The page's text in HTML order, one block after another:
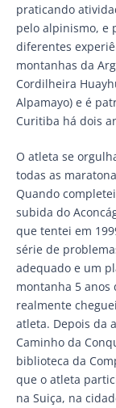
praticando
pelo alpinismo, e
diferentes
montanhas da
Cordilheira
Alpamayo) e é
Curitiba há dois
O atleta se
todas as
Quando
subida do
que tentei em
série de
adequado e um
montanha 5 anos
realmente
atleta. Depois da
Caminho da
biblioteca da
que o atleta
na Suiça, na